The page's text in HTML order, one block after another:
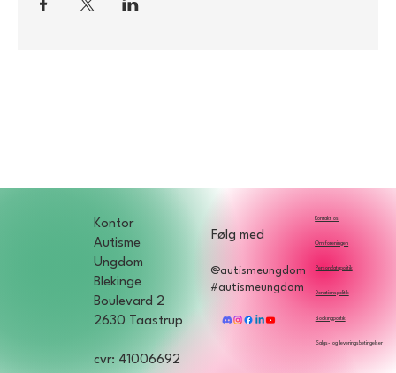
Kontor
Autisme
Ungdom
Blekinge
Boulevard 2
2630 Taastrup
cvr: 41006692
Følg med
@autismeungdom
#autismeungdom
Kontakt os
Om foreningen
Persondatapolitik
Donationspolitik
Bookingpolitik
Salgs- og leveringsbetingelser